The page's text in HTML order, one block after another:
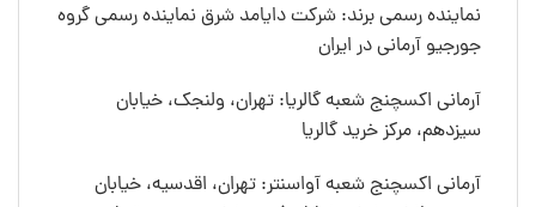
نماینده رسمی برند: شرکت دایامد شرق نماینده رسمی گروه
جورجیو آرمانی در ایران
آرمانی اکسچنج شعبه گالریا: تهران، ولنجک، خیابان
سیزدهم، مرکز خرید گالریا
آرمانی اکسچنج شعبه آواسنتر: تهران، اقدسیه، خیابان